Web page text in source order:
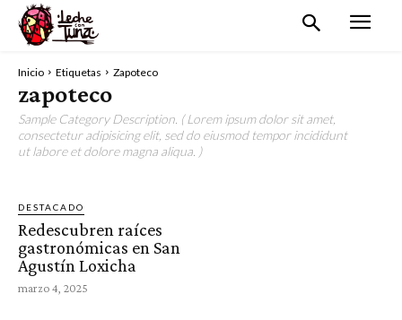
Inicio Etiquetas Zapoteco
zapoteco
Sample Category Description. ( Lorem ipsum dolor sit amet,
consectetur adipisicing elit, sed do eiusmod tempor incididunt
ut labore et dolore magna aliqua. )
DESTACADO
Redescubren raíces
gastronómicas en San
Agustín Loxicha
marzo 4, 2025